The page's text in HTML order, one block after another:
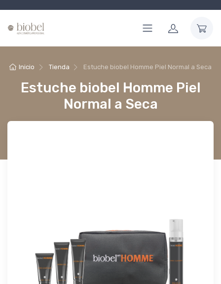
Inicio Tienda Estuche biobel Homme Piel Normal a Seca
Estuche biobel Homme Piel
Normal a Seca